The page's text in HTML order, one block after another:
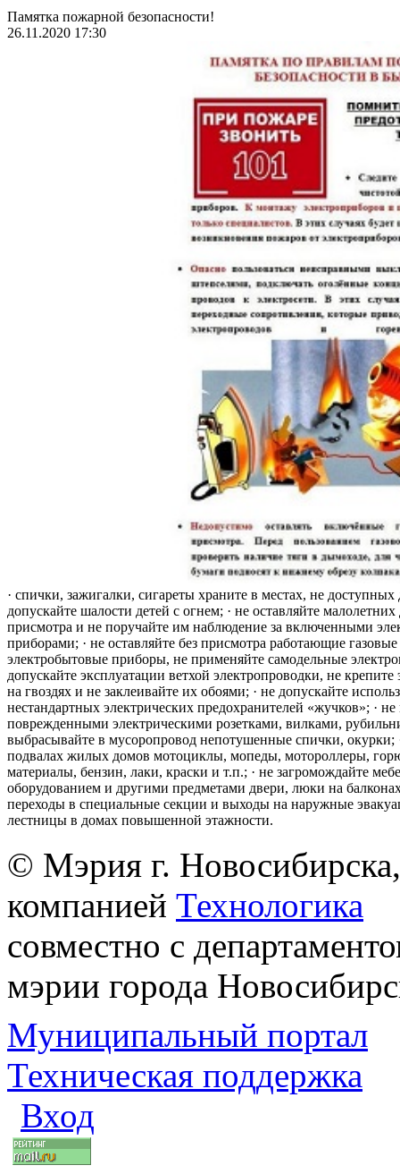
Памятка пожарной безопасности!
26.11.2020 17:30
· спички, зажигалки, сигареты храните в местах, не доступных
допускайте шалости детей с огнем; · не оставляйте малолетних
присмотра и не поручайте им наблюдение за включенными
приборами; · не оставляйте без присмотра работающие
электробытовые приборы, не применяйте самодельные
допускайте эксплуатации ветхой электропроводки, не крепите
на гвоздях и не заклеивайте их обоями; · не допускайте
нестандартных электрических предохранителей «жучков»; · не
поврежденными электрическими розетками, вилками,
выбрасывайте в мусоропровод непотушенные спички, окурки;
подвалах жилых домов мотоциклы, мопеды, мотороллеры,
материалы, бензин, лаки, краски и т.п.; · не загромождайте
оборудованием и другими предметами двери, люки на
переходы в специальные секции и выходы на наружные
лестницы в домах повышенной этажности.
© Мэрия г.
компанией Технологика
совместно с
мэрии города
Муниципальный портал
Техническая поддержка
Вход